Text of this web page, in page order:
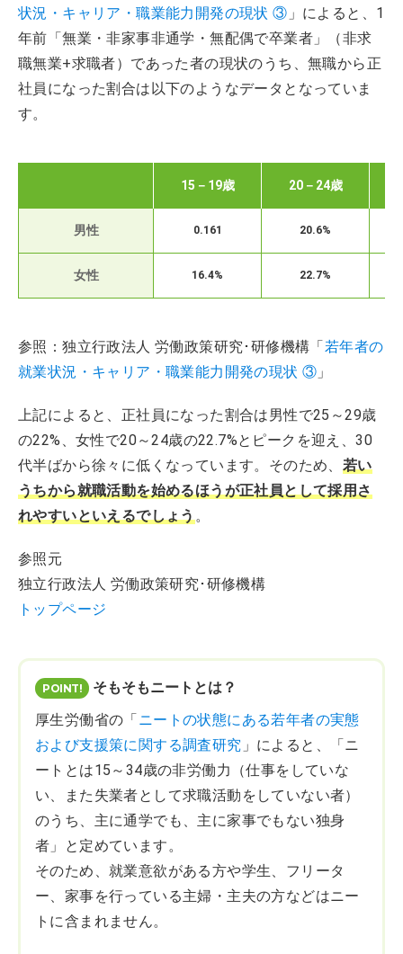
状況・キャリア・職業能力開発の現状 ③ 」によると、1
年前「無業・非家事非通学・無配偶で卒業者」（非求
職無業+求職者）であった者の現状のうち、無職から正
社員になった割合は以下のようなデータとなっていま
す。
15－19歳 20－24歳
男性 0.161 20.6%
女性 16.4% 22.7%
参照：独立行政法人 労働政策研究･研修機構「若年者の
就業状況・キャリア・職業能力開発の現状 ③ 」
上記によると、正社員になった割合は男性で25～29歳
の22%、女性で20～24歳の22.7%とピークを迎え、30
代半ばから徐々に低くなっています。そのため、 若い
うちから就職活動を始めるほうが正社員として採用さ
れやすいといえるでしょう。
参照元
独立行政法人 労働政策研究･研修機構
トップページ
そもそもニートとは？
厚生労働省の「ニートの状態にある若年者の実態
および支援策に関する調査研究 」によると、「ニ
ートとは15～34歳の非労働力（仕事をしていな
い、また失業者として求職活動をしていない者）
のうち、主に通学でも、主に家事でもない独身
者」と定めています。
そのため、就業意欲がある方や学生、フリータ
ー、家事を行っている主婦・主夫の方などはニー
トに含まれません。